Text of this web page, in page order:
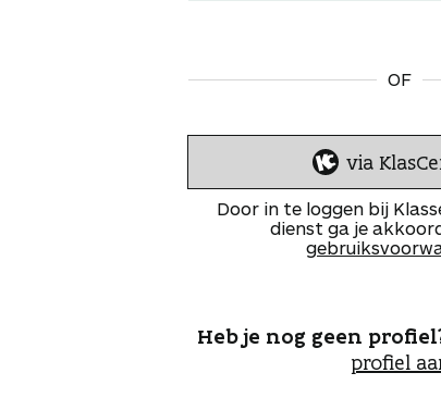
OF
I
n
l
o
e
n
via
Door in te loggen bij
dienst ga je
Heb je nog geen
profiel